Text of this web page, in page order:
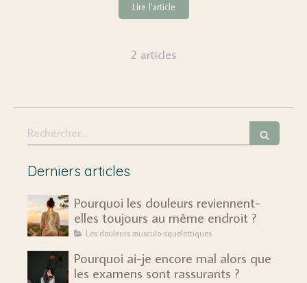
Lire l'article
2 articles
Rechercher
Derniers articles
Pourquoi les douleurs reviennent-
elles toujours au même endroit ?
Les douleurs musculo-squelettiques
Pourquoi ai-je encore mal alors que
les examens sont rassurants ?